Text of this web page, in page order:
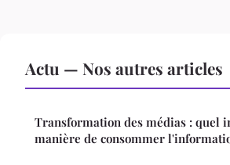
Actu — Nos autres articles
Transformation des médias : quel
manière de consommer